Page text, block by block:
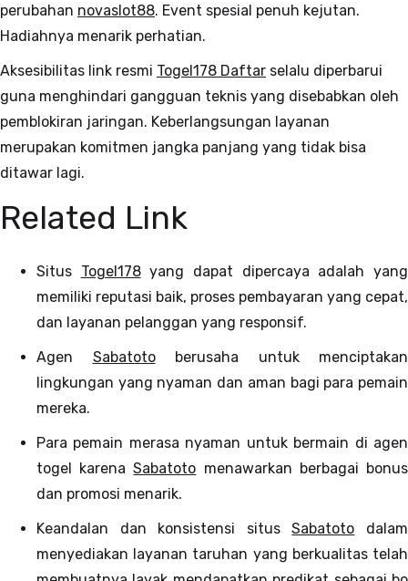
perubahan novaslot88. Event spesial penuh kejutan.
Hadiahnya menarik perhatian.
Aksesibilitas link resmi Togel178 Daftar selalu diperbarui
guna menghindari gangguan teknis yang disebabkan oleh
pemblokiran jaringan. Keberlangsungan layanan
merupakan komitmen jangka panjang yang tidak bisa
ditawar lagi.
Related Link
Situs Togel178yang dapat dipercaya adalah yang
memiliki reputasi baik, proses pembayaran yang cepat,
dan layanan pelanggan yang responsif.
Agen Sabatotoberusaha untuk menciptakan
lingkungan yang nyaman dan aman bagi para pemain
mereka.
Para pemain merasa nyaman untuk bermain di agen
togel karenaSabatoto menawarkan berbagai bonus
dan promosi menarik.
Keandalan dan konsistensi situsSabatoto dalam
menyediakan layanan taruhan yang berkualitas telah